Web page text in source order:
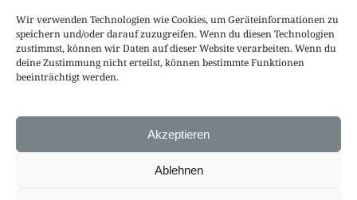
Wir verwenden Technologien wie Cookies, um Geräteinformationen zu
speichern und/oder darauf zuzugreifen. Wenn du diesen Technologien
zustimmst, können wir Daten auf dieser Website verarbeiten. Wenn du
deine Zustimmung nicht erteilst, können bestimmte Funktionen
beeinträchtigt werden.
Akzeptieren
Ablehnen